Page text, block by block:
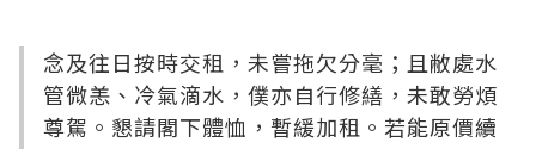
念及往日按時交租，未嘗拖欠分毫；且敝處水
管微恙、冷氣滴水，僕亦自行修繕，未敢勞煩
尊駕。懇請閣下體恤，暫緩加租。若能原價續